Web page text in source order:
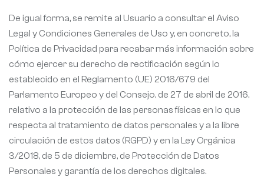
De igual forma, se remite al Usuario a consultar el Aviso
Legal y Condiciones Generales de Uso y, en concreto, la
Política de Privacidad para recabar más información sobre
cómo ejercer su derecho de rectificación según lo
establecido en el Reglamento (UE) 2016/679 del
Parlamento Europeo y del Consejo, de 27 de abril de 2016,
relativo a la protección de las personas físicas en lo que
respecta al tratamiento de datos personales y a la libre
circulación de estos datos (RGPD) y en la Ley Orgánica
3/2018, de 5 de diciembre, de Protección de Datos
Personales y garantía de los derechos digitales.